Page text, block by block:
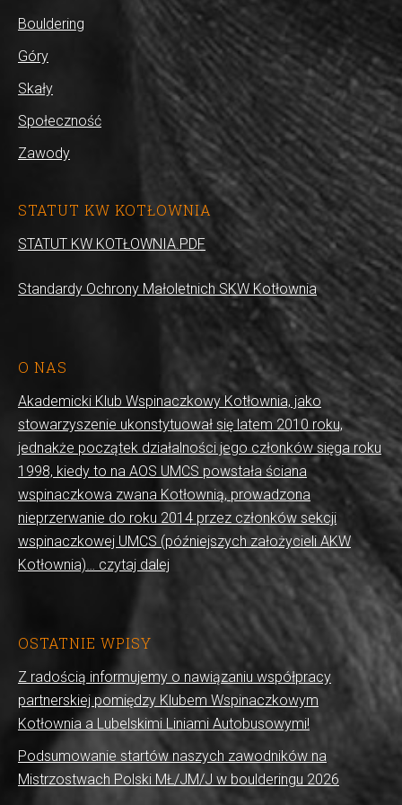
Bouldering
Góry
Skały
Społeczność
Zawody
STATUT KW KOTŁOWNIA
STATUT KW KOTŁOWNIA.PDF
Standardy Ochrony Małoletnich SKW Kotłownia
O NAS
Akademicki Klub Wspinaczkowy Kotłownia, jako
stowarzyszenie ukonstytuował się latem 2010 roku,
jednakże początek działalności jego członków sięga roku
1998, kiedy to na AOS UMCS powstała ściana
wspinaczkowa zwana Kotłownią, prowadzona
nieprzerwanie do roku 2014 przez członków sekcji
wspinaczkowej UMCS (późniejszych założycieli AKW
Kotłownia)… czytaj dalej
OSTATNIE WPISY
Z radością informujemy o nawiązaniu współpracy
partnerskiej pomiędzy Klubem Wspinaczkowym
Kotłownia a Lubelskimi Liniami Autobusowymi!
Podsumowanie startów naszych zawodników na
Mistrzostwach Polski MŁ/JM/J w boulderingu 2026